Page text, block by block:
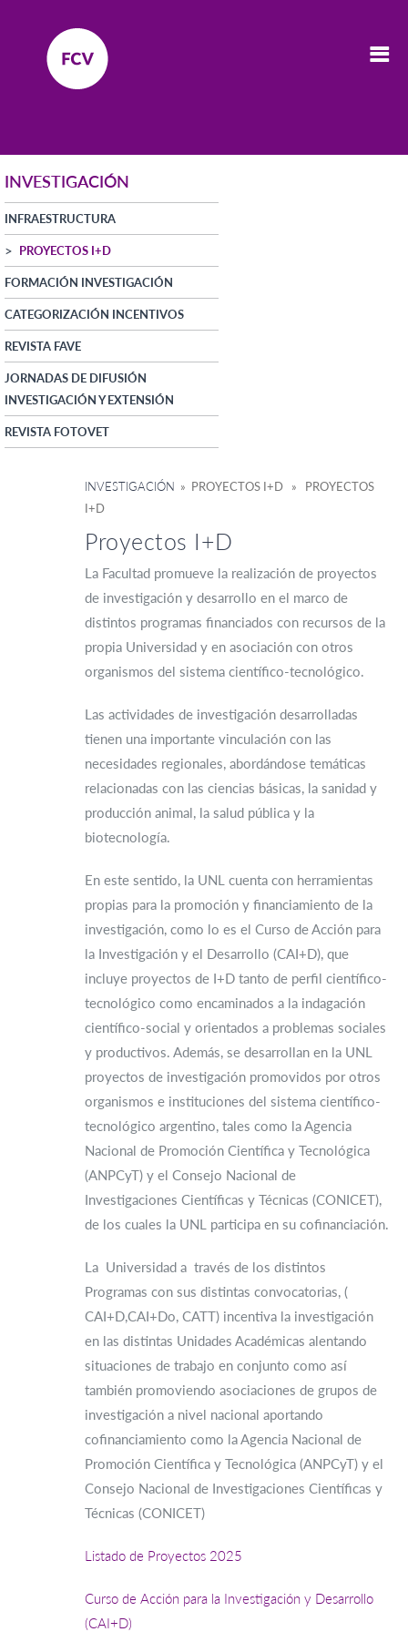
INVESTIGACIÓN
INFRAESTRUCTURA
PROYECTOS I+D
FORMACIÓN INVESTIGACIÓN
CATEGORIZACIÓN INCENTIVOS
REVISTA FAVE
JORNADAS DE DIFUSIÓN
INVESTIGACIÓN Y EXTENSIÓN
REVISTA FOTOVET
INVESTIGACIÓN » PROYECTOS I+D » PROYECTOS
I+D
Proyectos I+D
La Facultad promueve la realización de proyectos
de investigación y desarrollo en el marco de
distintos programas financiados con recursos de la
propia Universidad y en asociación con otros
organismos del sistema científico-tecnológico.
Las actividades de investigación desarrolladas
tienen una importante vinculación con las
necesidades regionales, abordándose temáticas
relacionadas con las ciencias básicas, la sanidad y
producción animal, la salud pública y la
biotecnología.
En este sentido, la UNL cuenta con herramientas
propias para la promoción y financiamiento de la
investigación, como lo es el Curso de Acción para
la Investigación y el Desarrollo (CAI+D), que
incluye proyectos de I+D tanto de perfil científico-
tecnológico como encaminados a la indagación
científico-social y orientados a problemas sociales
y productivos. Además, se desarrollan en la UNL
proyectos de investigación promovidos por otros
organismos e instituciones del sistema científico-
tecnológico argentino, tales como la Agencia
Nacional de Promoción Científica y Tecnológica
(ANPCyT) y el Consejo Nacional de
Investigaciones Científicas y Técnicas (CONICET),
de los cuales la UNL participa en su cofinanciación.
La Universidad a través de los distintos
Programas con sus distintas convocatorias, (
CAI+D,CAI+Do, CATT) incentiva la investigación
en las distintas Unidades Académicas alentando
situaciones de trabajo en conjunto como así
también promoviendo asociaciones de grupos de
investigación a nivel nacional aportando
cofinanciamiento como la Agencia Nacional de
Promoción Científica y Tecnológica (ANPCyT) y el
Consejo Nacional de Investigaciones Científicas y
Técnicas (CONICET)
Listado de Proyectos 2025
Curso de Acción para la Investigación y Desarrollo
(CAI+D)